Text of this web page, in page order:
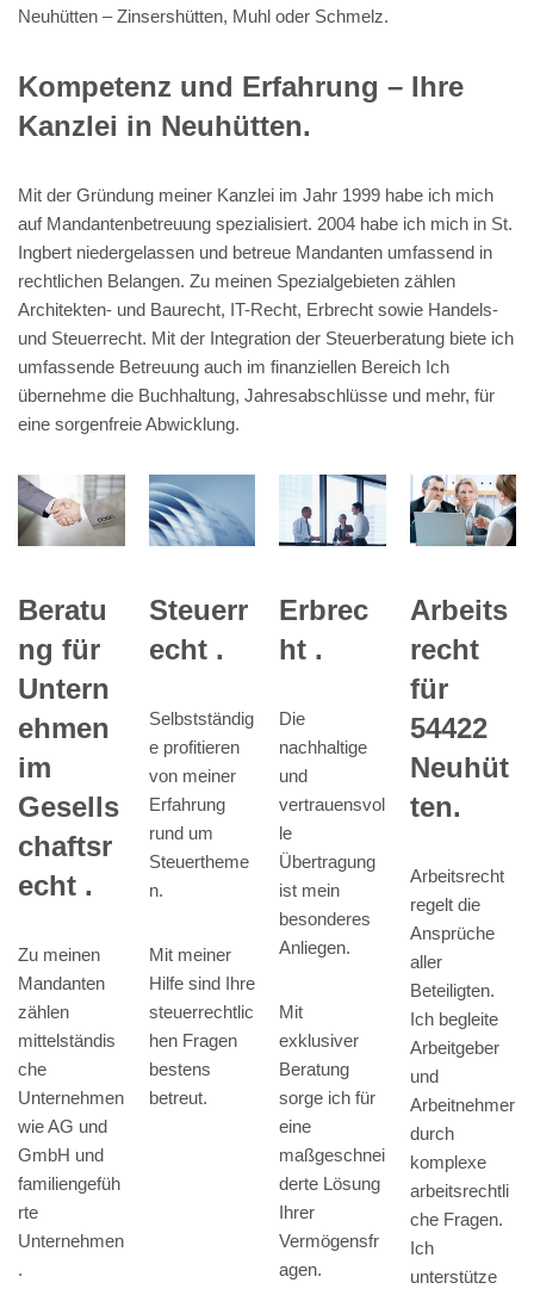
Neuhütten – Zinsershütten, Muhl oder Schmelz.
Kompetenz und Erfahrung – Ihre
Kanzlei in Neuhütten.
Mit der Gründung meiner Kanzlei im Jahr 1999 habe ich mich
auf Mandantenbetreuung spezialisiert. 2004 habe ich mich in St.
Ingbert niedergelassen und betreue Mandanten umfassend in
rechtlichen Belangen. Zu meinen Spezialgebieten zählen
Architekten- und Baurecht, IT-Recht, Erbrecht sowie Handels-
und Steuerrecht. Mit der Integration der Steuerberatung biete ich
umfassende Betreuung auch im finanziellen Bereich Ich
übernehme die Buchhaltung, Jahresabschlüsse und mehr, für
eine sorgenfreie Abwicklung.
Beratu
ng für
Untern
ehmen
im
Gesells
chaftsr
echt .
Zu meinen
Mandanten
zählen
mittelständis
che
Unternehmen
wie AG und
GmbH und
familiengefüh
rte
Unternehmen
.
Steuerr
echt .
Selbstständig
e profitieren
von meiner
Erfahrung
rund um
Steuertheme
n.
Mit meiner
Hilfe sind Ihre
steuerrechtlic
hen Fragen
bestens
betreut.
Erbrec
ht .
Die
nachhaltige
und
vertrauensvol
le
Übertragung
ist mein
besonderes
Anliegen.
Mit
exklusiver
Beratung
sorge ich für
eine
maßgeschnei
derte Lösung
Ihrer
Vermögensfr
agen.
Arbeits
recht
für
54422
Neuhüt
ten.
Arbeitsrecht
regelt die
Ansprüche
aller
Beteiligten.
Ich begleite
Arbeitgeber
und
Arbeitnehmer
durch
komplexe
arbeitsrechtli
che Fragen.
Ich
unterstütze